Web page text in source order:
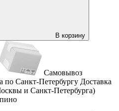
В корзину
Самовывоз
по Санкт-Петербургу Доставка
и Санкт-Петербурга)